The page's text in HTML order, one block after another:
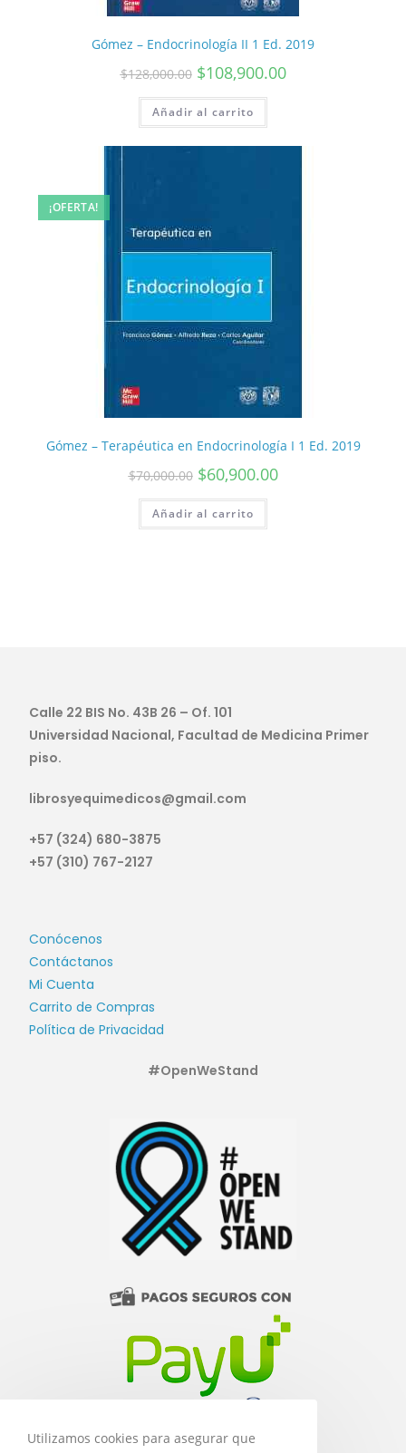
Gómez – Endocrinología II 1 Ed. 2019
$128,000.00 $108,900.00
Añadir al carrito
¡OFERTA!
Gómez – Terapéutica en Endocrinología I 1 Ed. 2019
$70,000.00 $60,900.00
Añadir al carrito
Calle 22 BIS No. 43B 26 – Of. 101
Universidad Nacional, Facultad de Medicina Primer
piso.
librosyequimedicos@gmail.com
+57 (324) 680-3875
+57 (310) 767-2127
Conócenos
Contáctanos
Mi Cuenta
Carrito de Compras
Política de Privacidad
#OpenWeStand
Utilizamos cookies para asegurar que